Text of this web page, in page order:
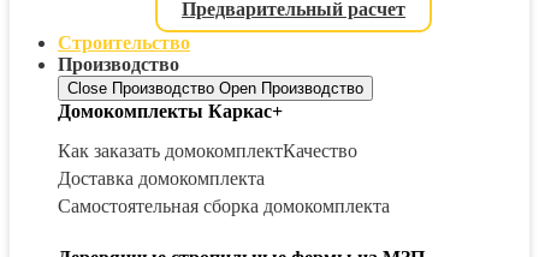
Предварительный расчет
Строительство
Производство
Close Производство Open Производство
Домокомплекты Каркас+
Как заказать домокомплектКачество
Доставка домокомплекта
Самостоятельная сборка домокомплекта